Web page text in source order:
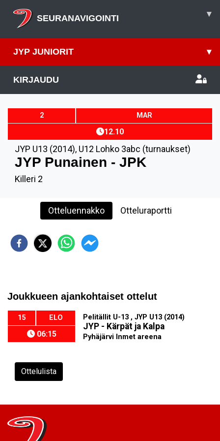
SEURANAVIGOINTI ▾
JYP JUNIORIT ▾
KIRJAUDU
2 MAR
12.10
JYP U13 (2014), U12 Lohko 3abc (turnaukset)
JYP Punainen - JPK
Killeri 2
Otteluennakko Otteluraportti
Joukkueen ajankohtaiset ottelut
15 ELO
06:15
Pelitällit U-13 , JYP U13 (2014)
JYP - Kärpät ja Kalpa
Pyhäjärvi Inmet areena
Ottelulista